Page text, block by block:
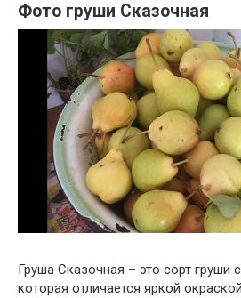
Фото груши Сказочная
Груша Сказочная – это сорт груши
которая отличается яркой